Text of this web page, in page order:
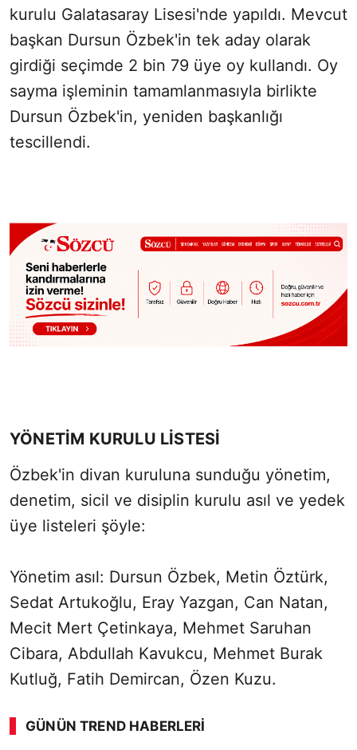
kurulu Galatasaray Lisesi'nde yapıldı. Mevcut
başkan Dursun Özbek'in tek aday olarak
girdiği seçimde 2 bin 79 üye oy kullandı. Oy
sayma işleminin tamamlanmasıyla birlikte
Dursun Özbek'in, yeniden başkanlığı
tescillendi.
YÖNETİM KURULU LİSTESİ
Özbek'in divan kuruluna sunduğu yönetim,
denetim, sicil ve disiplin kurulu asıl ve yedek
üye listeleri şöyle:
Yönetim asıl: Dursun Özbek, Metin Öztürk,
Sedat Artukoğlu, Eray Yazgan, Can Natan,
Mecit Mert Çetinkaya, Mehmet Saruhan
Cibara, Abdullah Kavukcu, Mehmet Burak
Kutluğ, Fatih Demircan, Özen Kuzu.
GÜNÜN TREND HABERLERI